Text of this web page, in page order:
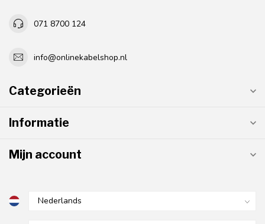
071 8700 124
info@onlinekabelshop.nl
Categorieën
Informatie
Mijn account